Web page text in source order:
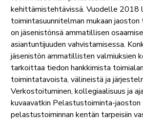
kehittämistehtävissä. Vuodelle 2018
toimintasuunnitelman mukaan jaoston
on jäsenistönsä ammatillisen
asiantuntijuuden vahvistamisessa.
jäsenistön ammatillisten valmiuksien
tarkoittaa tiedon hankkimista
toimintatavoista, välineistä ja
Verkostoituminen, kollegiaalisuus ja
kuvaavatkin Pelastustoiminta-jaoston
pelastustoiminnan kentän tarpeisiin